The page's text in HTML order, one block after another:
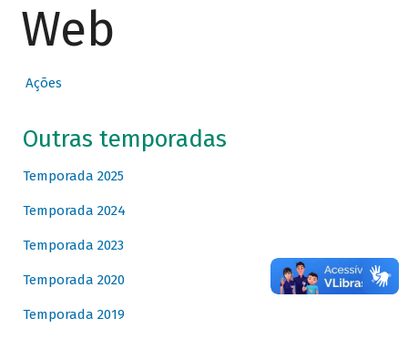
Web
Ações
Outras temporadas
Temporada 2025
Temporada 2024
Temporada 2023
Temporada 2020
Temporada 2019